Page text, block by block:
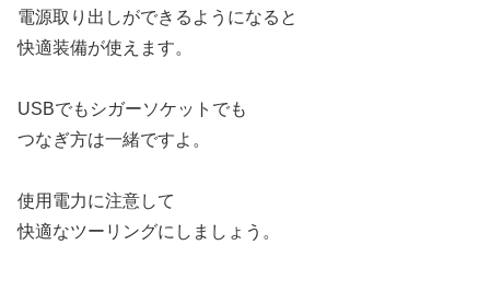
電源取り出しができるようになると
快適装備が使えます。
USBでもシガーソケットでも
つなぎ方は一緒ですよ。
使用電力に注意して
快適なツーリングにしましょう。